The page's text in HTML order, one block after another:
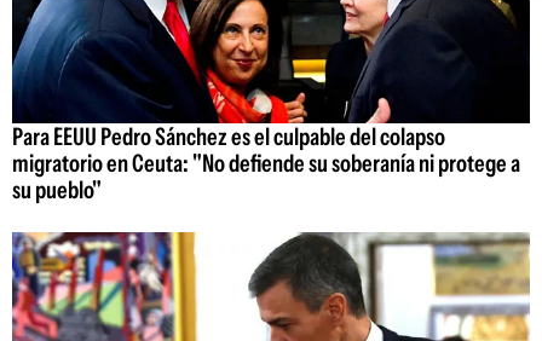
Para EEUU Pedro Sánchez es el culpable del colapso
migratorio en Ceuta: "No defiende su soberanía ni protege a
su pueblo"